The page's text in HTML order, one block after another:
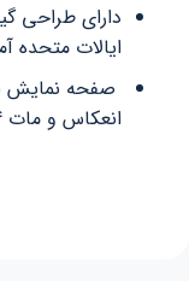
دارای طراحی
ایالات متحده
انعکاس و مات 144 هرتز